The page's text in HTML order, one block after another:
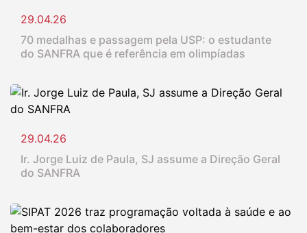
29.04.26
70 medalhas e passagem pela USP: o estudante
do SANFRA que é referência em olimpíadas
29.04.26
Ir. Jorge Luiz de Paula, SJ assume a Direção Geral
do SANFRA